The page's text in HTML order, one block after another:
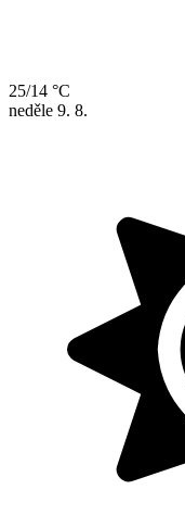
25/14 °C
neděle 9. 8.